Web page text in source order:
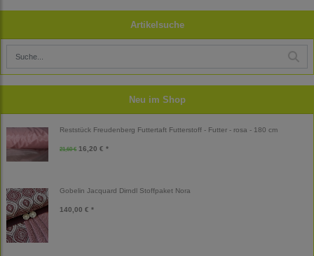
Artikelsuche
Neu im Shop
Reststück Freudenberg Futtertaft Futterstoff - Futter - rosa - 180 cm
21,60 € 16,20 € *
Gobelin Jacquard Dirndl Stoffpaket Nora
140,00 € *